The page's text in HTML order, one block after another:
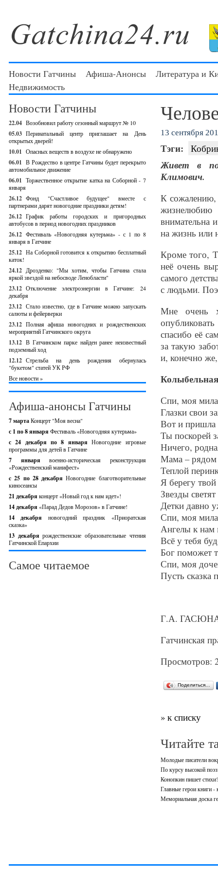
Новости Гатчины Афиша-Анонсы
Литература и
Недвижимость
Новости Гатчины
22.04 Возобновил работу сезонный маршрут № 10
05.03 Перинатальный центр приглашает на День
открытых дверей!
10.01 Опасных веществ в воздухе не обнаружено
06.01 В Рождество в центре Гатчины будет перекрыто
автомобильное движение
06.01 Торжественное открытие катка на Соборной - 7
января
26.12 Фонд "Счастливое будущее" вместе с
партнерами дарят новогодние праздники детям!
26.12 График работы городских и пригородных
автобусов в период новогодних праздников
26.12 Фестиваль «Новогодняя кутерьма» - с 1 по 8
января в Гатчине
25.12 На Соборной готовится к открытию бесплатный
каток!
24.12 Дрозденко: "Мы хотим, чтобы Гатчина стала
яркой звездой на небосводе Ленобласти"
23.12 Отключение электроэнергии в Гатчине: 24
декабря
23.12 Стало известно, где в Гатчине можно запускать
салюты и фейерверки
23.12 Полная афиша новогодних и рождественских
мероприятий Гатчинского округа
13.12 В Гатчинском парке найден ранее неизвестный
подземный ход
12.12 Стрельба на день рождения обернулась
"букетом" статей УК РФ
Все новости »
Афиша-анонсы Гатчины
7 мартаКонцерт "Моя весна"
с 1 по 8 января Фестиваль «Новогодняя кутерьма»
с 24 декабря по 8 январяНовогодние игровые
программы для детей в Гатчине
7 январявоенно-историческая реконструкция
«Рождественский манифест»
c 25 по 28 декабряНовогодние благотворительные
киносеансы
21 декабря концерт «Новый год к нам идет»!
14 декабря «Парад Дедов Морозов» в Гатчине!
14 декабря новогодний праздник «Приоратская
сказка»
13 декабрярождественские образовательные чтения
Гатчинской Епархии
Самое читаемое
13 сентября
Тэги:
Живет в
Климович.
К сожалению,
жизнелюбию
внимательна
на жизнь или
Кроме того,
неё очень
самого
с людьми.
Мне очень
спасибо её
за такую
и, конечно
Колыбельная
Спи, моя
Глазки свои
Вот и пришла
Ты поскорей
Ничего,
Мама – рядом
Теплой
Я берегу
Звезды
Детки давно
Спи, моя
Ангелы к нам
Всё у тебя
Бог поможет
Спи, моя
Пусть сказка
Г.А.
Гатчинская
Просмотров:
Поделиться…
» к списку
Читайте
Молодые писатели
По курсу высокой
Конопкин пишет
Главные герои книги -
Мемориальная доска